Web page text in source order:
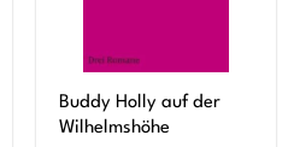
Buddy Holly auf der
Wilhelmshöhe